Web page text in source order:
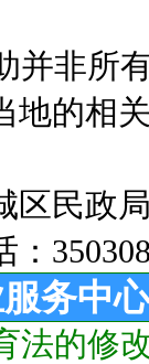
并非所
地的相
民政
务中心
法的修